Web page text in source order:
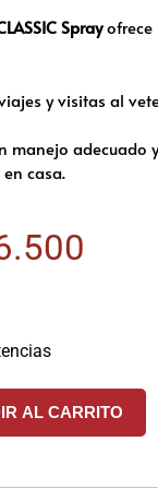
Sprayofrece
y visitas al
manejo
casa.
AL CARRITO